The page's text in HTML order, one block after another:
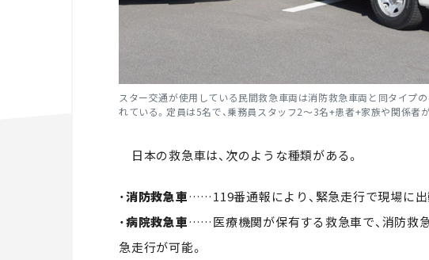
スター交通が使用している民間救急車両は消防救急車両と同タイプ
れている。定員は5名で、乗務員スタッフ2～3名+患者+家族や関係者
日本の救急車は、次のような種類がある。
・消防救急車……119番通報により、緊急走行で現場に出
・病院救急車……医療機関が保有する救急車で、消防救
急走行が可能。